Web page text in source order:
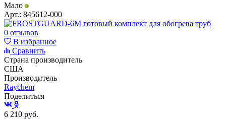
Мало
Арт.: 845612-000
0 отзывов
В избранное
Сравнить
Страна производитель
США
Производитель
Raychem
Поделиться
6 210 руб.